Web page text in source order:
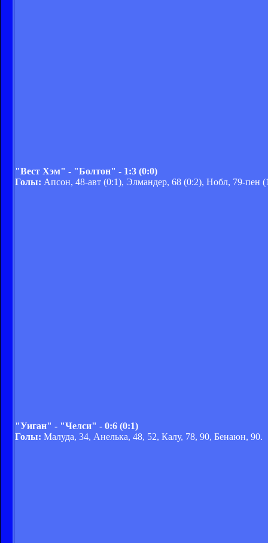
"Вест Хэм" - "Болтон" - 1:3 (0:0)
Голы: Апсон, 48-авт (0:1), Элмандер, 68 (0:2), Нобл, 79-пен
"Уиган" - "Челси" - 0:6 (0:1)
Голы: Малуда, 34, Анелька, 48, 52, Калу, 78, 90, Бенаюн, 90.